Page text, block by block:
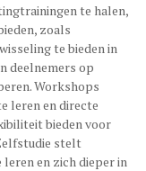
te halen,
zoals
te bieden in
deelnemers op
Workshops
leren en directe
bieden voor
stelt
en zich dieper in